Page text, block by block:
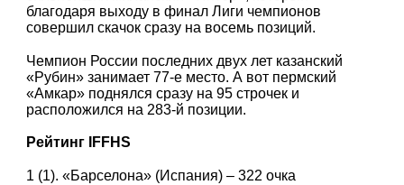
благодаря выходу в финал Лиги чемпионов
совершил скачок сразу на восемь позиций.
Чемпион России последних двух лет казанский
«Рубин» занимает 77-е место. А вот пермский
«Амкар» поднялся сразу на 95 строчек и
расположился на 283-й позиции.
Рейтинг IFFHS
1 (1). «Барселона» (Испания) – 322 очка